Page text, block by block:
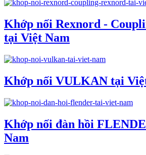
Khớp nối Rexnord -
tại Việt Nam
Khớp nối VULKAN tại
Khớp nối đàn hồi
Nam